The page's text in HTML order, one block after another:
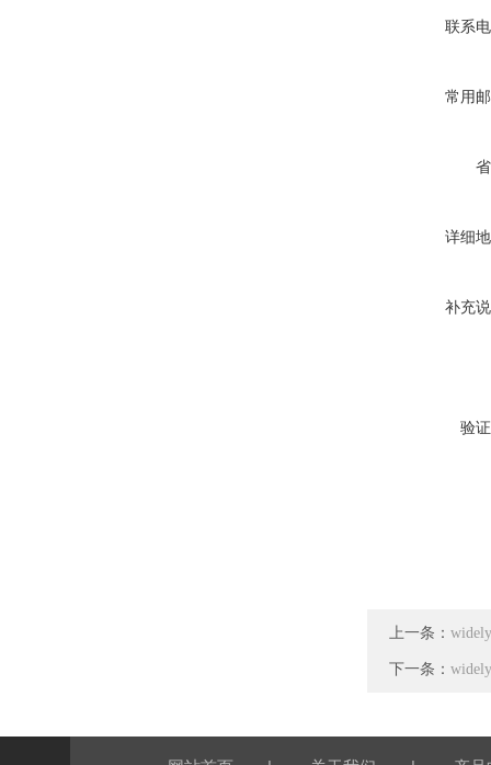
联系
常用
详细
补充
验
上一条：
下一条：